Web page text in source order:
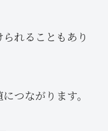
れることもあり
つながります。